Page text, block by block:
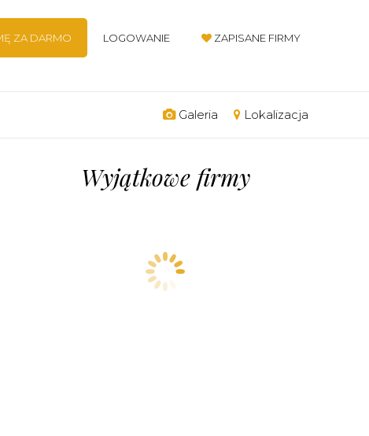
ZA DARMO LOGOWANIE ZAPISANE FIRMY
Galeria Lokalizacja
Wyjątkowe firmy